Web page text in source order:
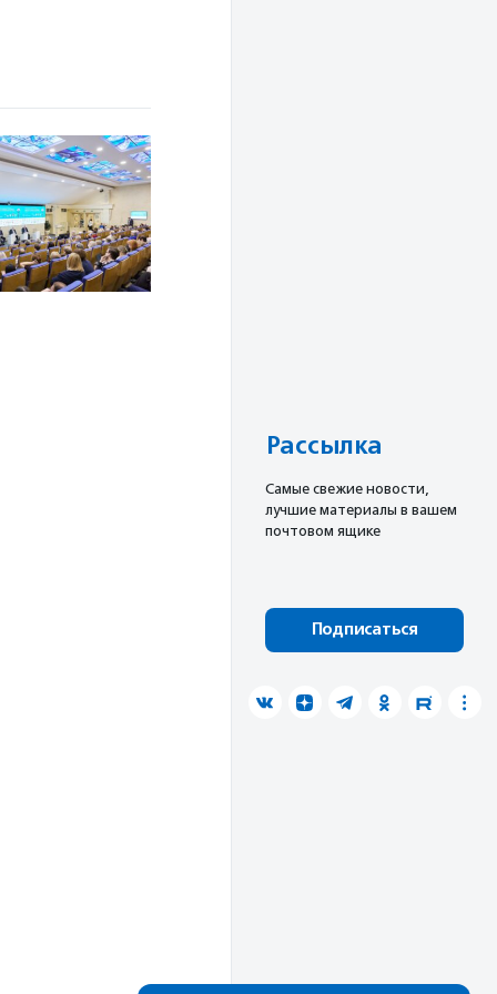
Рассылка
Cамые свежие новости,
лучшие материалы в вашем
почтовом ящике
Подписаться